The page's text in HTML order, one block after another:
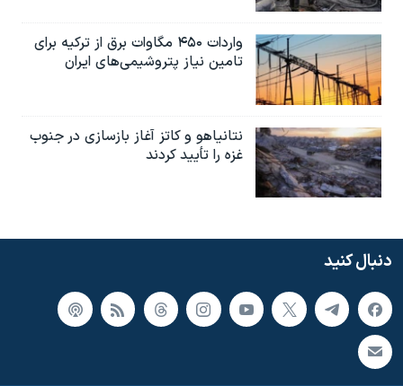
واردات ۴۵۰ مگاوات برق از ترکیه برای
تامین نیاز پتروشیمی‌های ایران
نتانیاهو و کاتز آغاز بازسازی در جنوب
غزه را تأیید کردند
دنبال کنید